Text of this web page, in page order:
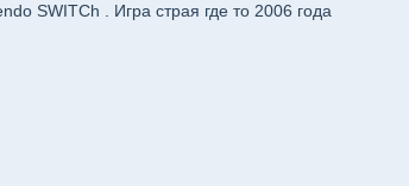
SWITCh . Игра страя где то 2006 года